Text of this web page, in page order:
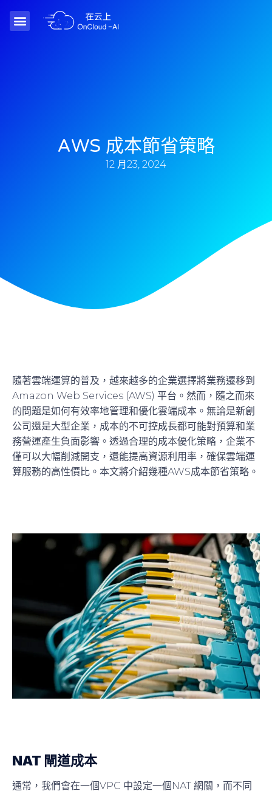
AWS 成本節省策略
12 月23, 2024
隨著雲端運算的普及，越來越多的企業選擇將業務遷移到
Amazon Web Services (AWS) 平台。然而，隨之而來
的問題是如何有效率地管理和優化雲端成本。無論是新創
公司還是大型企業，成本的不可控成長都可能對預算和業
務營運產生負面影響。透過合理的成本優化策略，企業不
僅可以大幅削減開支，還能提高資源利用率，確保雲端運
算服務的高性價比。本文將介紹幾種AWS成本節省策略。
NAT 閘道成本
通常，我們會在一個VPC 中設定一個NAT 網關，而不同